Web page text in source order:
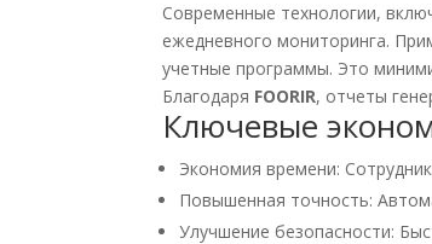
Современные технологии,
ежедневного мониторинга.
учетные программы. Это
Благодаря FOORIR, отчеты
Ключевые
Экономия времени:
Повышенная точность:
Улучшение безопасности: